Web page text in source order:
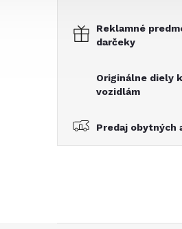
Reklamné
darčeky
Originálne diely
vozidlám
Predaj obytných